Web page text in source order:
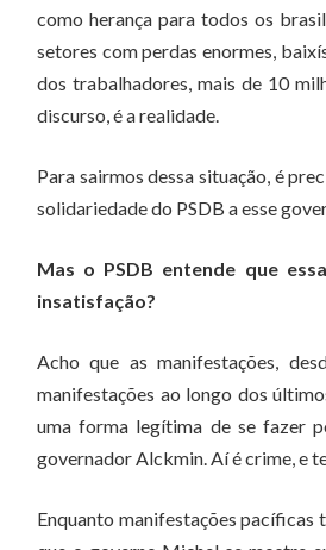
como herança para todos os
setores com perdas enormes,
dos trabalhadores, mais de 10
discurso, é a realidade.
Para sairmos dessa situação, é
solidariedade do PSDB a esse
Mas o PSDB entende que
insatisfação?
Acho que as manifestações,
manifestações ao longo dos
uma forma legítima de se fazer
governador Alckmin. Aí é crime, e
Enquanto manifestações pacíficas